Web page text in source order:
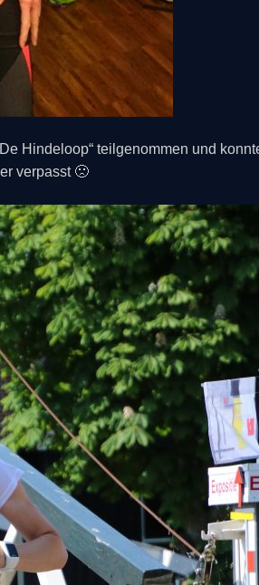
Hindeloop“ teilgenommen und
verpasst 🙁